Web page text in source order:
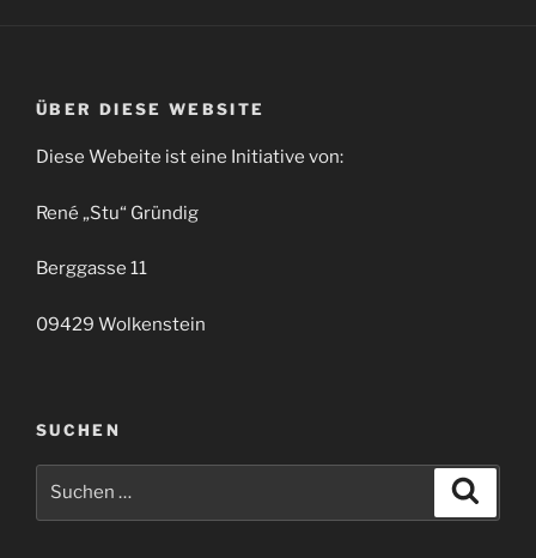
ÜBER DIESE WEBSITE
Diese Webeite ist eine Initiative von:
René „Stu“ Gründig
Berggasse 11
09429 Wolkenstein
SUCHEN